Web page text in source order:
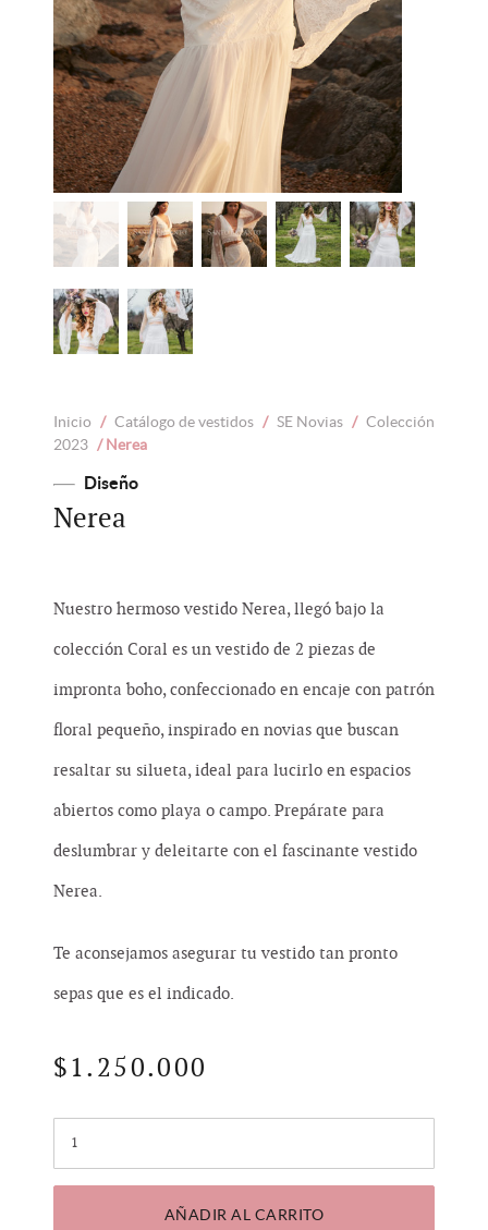
Inicio / Catálogo de vestidos / SE Novias / Colección
2023 / Nerea
Diseño
Nerea
Nuestro hermoso vestido Nerea, llegó bajo la
colección Coral es un vestido de 2 piezas de
impronta boho, confeccionado en encaje con patrón
floral pequeño, inspirado en novias que buscan
resaltar su silueta, ideal para lucirlo en espacios
abiertos como playa o campo. Prepárate para
deslumbrar y deleitarte con el fascinante vestido
Nerea.
Te aconsejamos asegurar tu vestido tan pronto
sepas que es el indicado.
$1.250.000
Cantidad
AÑADIR AL CARRITO